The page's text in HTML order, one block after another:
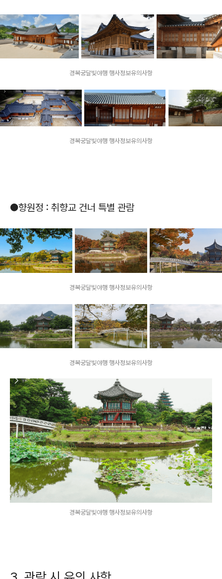
경복궁달빛야행 행사정보유의사항
경복궁달빛야행 행사정보유의사항
●향원정 : 취향교 건너 특별 관람
경복궁달빛야행 행사정보유의사항
경복궁달빛야행 행사정보유의사항
경복궁달빛야행 행사정보유의사항